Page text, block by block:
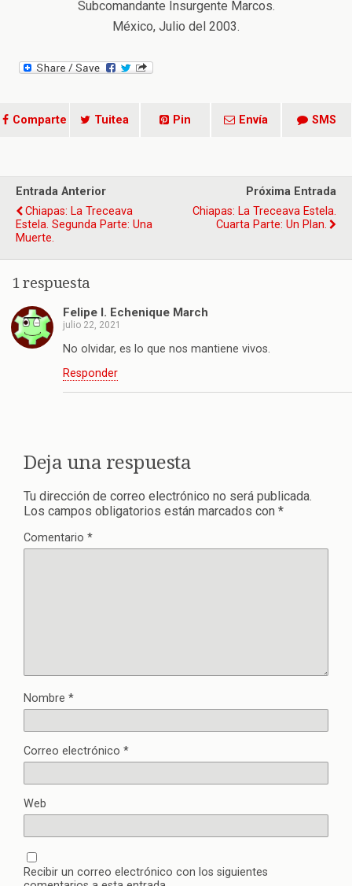
Subcomandante Insurgente Marcos.
México, Julio del 2003.
Comparte Tuitea Pin Envía SMS
Entrada Anterior
Chiapas: La Treceava
Estela. Segunda Parte: Una
Muerte.
Próxima Entrada
Chiapas: La Treceava Estela.
Cuarta Parte: Un Plan.
1 respuesta
Felipe I. Echenique March
julio 22, 2021
No olvidar, es lo que nos mantiene vivos.
Responder
Deja una respuesta
Tu dirección de correo electrónico no será publicada.
Los campos obligatorios están marcados con *
Comentario *
Nombre *
Correo electrónico *
Web
Recibir un correo electrónico con los siguientes